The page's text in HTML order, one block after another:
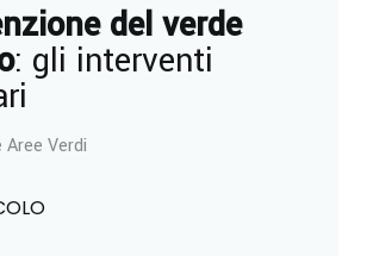
del verde
: gli interventi
Verdi